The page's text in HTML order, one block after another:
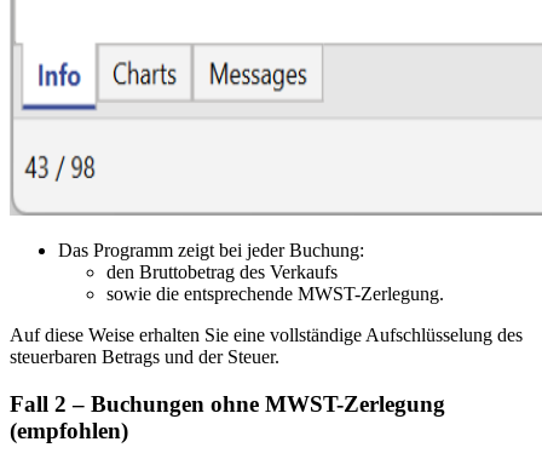
Das Programm zeigt bei jeder Buchung:
den Bruttobetrag des Verkaufs
sowie die entsprechende MWST-Zerlegung.
Auf diese Weise erhalten Sie eine vollständige Aufschlüsselung des
steuerbaren Betrags und der Steuer.
Fall 2 – Buchungen ohne MWST-Zerlegung
(empfohlen)